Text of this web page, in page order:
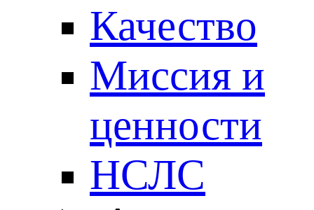
Качество
Миссия и
ценности
НСЛС